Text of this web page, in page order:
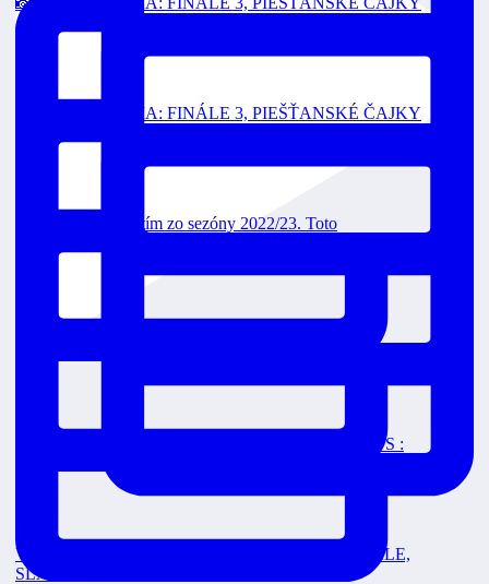
📸FOTOGALÉRIA: FINÁLE 3, PIEŠŤANSKÉ ČAJKY
Toto je strieborný tím zo sezóny 2022/23. Toto
FINÁLE 3 Dnes o 18:00 v priamom prenose na RTVS :
VEOLIA POZÁPASOVÉ ROZHOVORY: 2. FINÁLE,
SLÁVIA